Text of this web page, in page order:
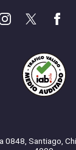
0848, Santiago,